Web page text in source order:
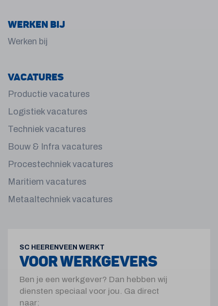
Werken bij
Werken bij
Vacatures
Productie vacatures
Logistiek vacatures
Techniek vacatures
Bouw & Infra vacatures
Procestechniek vacatures
Maritiem vacatures
Metaaltechniek vacatures
SC HEERENVEEN WERKT
VOOR WERKGEVERS
Ben je een werkgever? Dan hebben wij
diensten speciaal voor jou. Ga direct
naar: